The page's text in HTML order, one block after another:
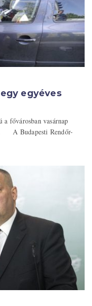
egyéves
a fővárosban vasárnap
A Budapesti Rendőr-